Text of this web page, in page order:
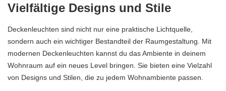
Vielfältige Designs und Stile
Deckenleuchten sind nicht nur eine praktische Lichtquelle,
sondern auch ein wichtiger Bestandteil der Raumgestaltung. Mit
modernen Deckenleuchten kannst du das Ambiente in deinem
Wohnraum auf ein neues Level bringen. Sie bieten eine Vielzahl
von Designs und Stilen, die zu jedem Wohnambiente passen.